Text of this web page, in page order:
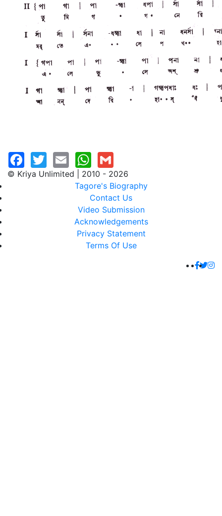
© Kriya Unlimited | 2010 - 2026
Tagore's Biography
Contact Us
Video Submission
Acknowledgements
Privacy Statement
Terms Of Use